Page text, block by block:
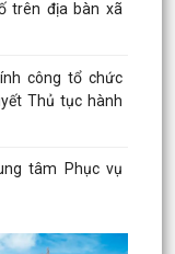
công xã Chấn
tham gia Hội thi
GIA CÁC HOẠT
PHỐ HẢI